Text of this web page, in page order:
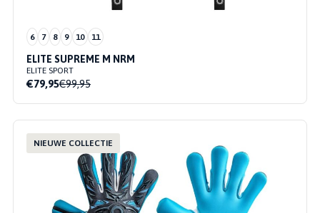
6 7 8 9 10 11
ELITE SUPREME M NRM
ELITE SPORT
€79,95€99,95
NIEUWE COLLECTIE